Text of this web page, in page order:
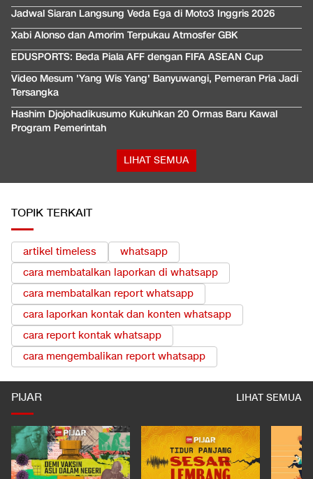
Jadwal Siaran Langsung Veda Ega di Moto3 Inggris 2026
Xabi Alonso dan Amorim Terpukau Atmosfer GBK
EDUSPORTS: Beda Piala AFF dengan FIFA ASEAN Cup
Video Mesum 'Yang Wis Yang' Banyuwangi, Pemeran Pria Jadi
Tersangka
Hashim Djojohadikusumo Kukuhkan 20 Ormas Baru Kawal
Program Pemerintah
LIHAT SEMUA
TOPIK TERKAIT
artikel timeless
whatsapp
cara membatalkan laporkan di whatsapp
cara membatalkan report whatsapp
cara laporkan kontak dan konten whatsapp
cara report kontak whatsapp
cara mengembalikan report whatsapp
PIJAR LIHAT SEMUA